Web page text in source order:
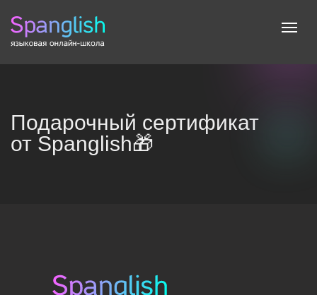
Подарочный сертификат
от Spanglish🎁